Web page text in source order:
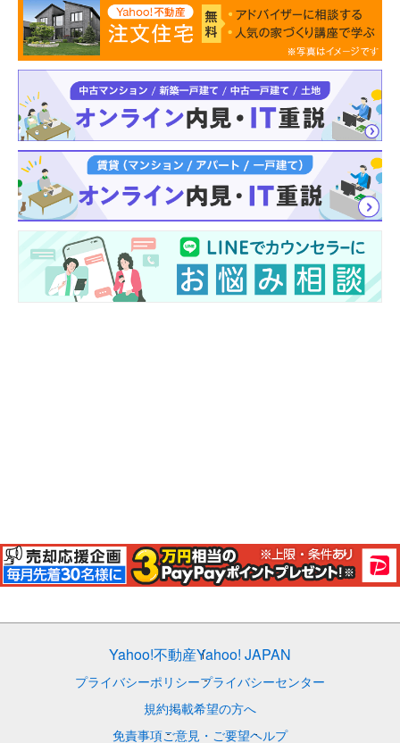
Yahoo!不動産Yahoo! JAPAN
プライバシーポリシープライバシーセンター
規約掲載希望の方へ
免責事項ご意見・ご要望ヘルプ